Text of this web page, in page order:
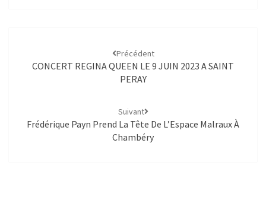
Précédent
CONCERT REGINA QUEEN LE 9 JUIN 2023 A SAINT
PERAY
Suivant
Frédérique Payn Prend La Tête De L’Espace Malraux À
Chambéry